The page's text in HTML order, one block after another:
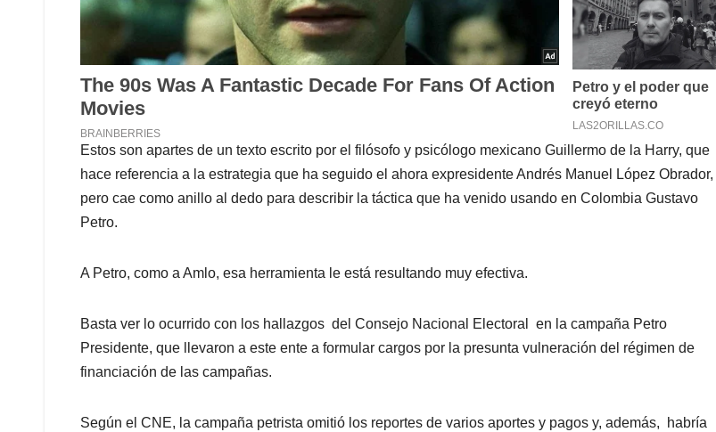
Estos son apartes de un texto escrito por el filósofo y psicólogo mexicano Guillermo de la Harry, que
hace referencia a la estrategia que ha seguido el ahora expresidente Andrés Manuel López Obrador,
pero cae como anillo al dedo para describir la táctica que ha venido usando en Colombia Gustavo
Petro.
A Petro, como a Amlo, esa herramienta le está resultando muy efectiva.
Basta ver lo ocurrido con los hallazgos del Consejo Nacional Electoral en la campaña Petro
Presidente, que llevaron a este ente a formular cargos por la presunta vulneración del régimen de
financiación de las campañas.
Según el CNE, la campaña petrista omitió los reportes de varios aportes y pagos y, además, habría